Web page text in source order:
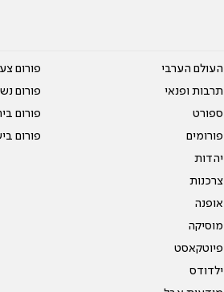
העולם הערבי
תרבות ופנאי
ספורט
פורומים
יהדות
צרכנות
אופנה
מוסיקה
פיוטקאסט
ילדודס
פורום
פורום
פורום
פורום